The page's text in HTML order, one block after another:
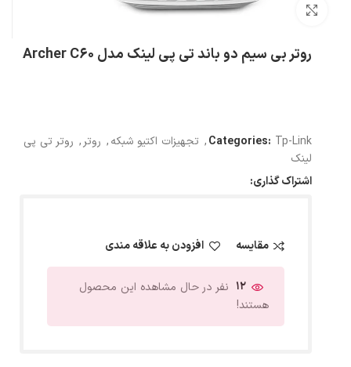
بزرگنمایی تصویر
روتر بی سیم دو باند تی پی لینک مدل Archer C60
Categories: Tp-Link
, تجهیزات اکتیو شبکه, روتر, روتر تی پی
لینک
اشتراک گذاری:
مقایسه افزودن به علاقه مندی
12 نفر در حال مشاهده این محصول
هستند!